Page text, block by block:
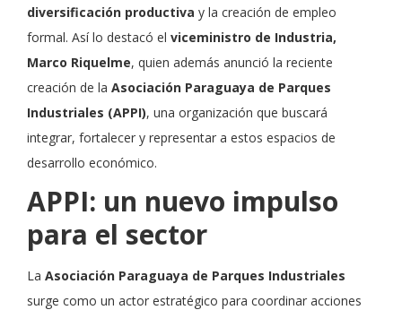
diversificación productiva y la creación de empleo
formal. Así lo destacó el viceministro de Industria,
Marco Riquelme, quien además anunció la reciente
creación de la Asociación Paraguaya de Parques
Industriales (APPI), una organización que buscará
integrar, fortalecer y representar a estos espacios de
desarrollo económico.
APPI: un nuevo impulso
para el sector
La Asociación Paraguaya de Parques Industriales
surge como un actor estratégico para coordinar acciones